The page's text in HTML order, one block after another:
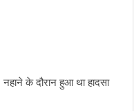
के दौरान हुआ था हादसा